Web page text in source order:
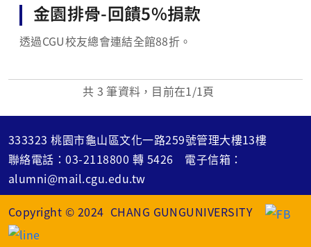
金園排骨-回饋5%捐款
透過CGU校友總會連結全館88折。
共 3 筆資料，目前在1/1頁
333323 桃園市龜山區文化一路259號管理大樓13樓
聯絡電話：03-2118800 轉 5426
電子信箱：
alumni@mail.cgu.edu.tw
Copyright © 2024 CHANG GUNGUNIVERSITY